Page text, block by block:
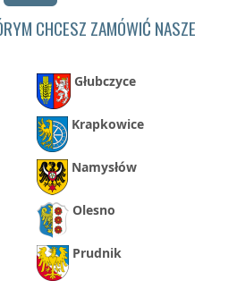
CHCESZ ZAMÓWIĆ NASZE
Głubczyce
Krapkowice
Namysłów
Olesno
Prudnik